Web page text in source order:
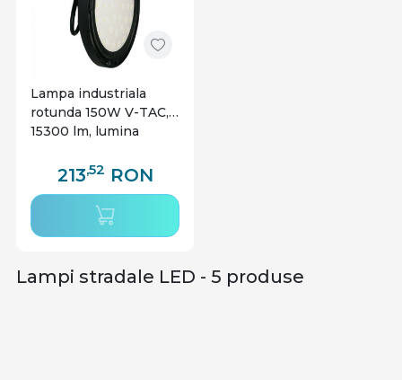
Alege lampile LED stradale de la Savelectro si
bucura-te de flexibilitate si sustenabilitate!
Lampa industriala
rotunda 150W V-TAC,
15300 lm, lumina
213,52 RON
Lampi stradale LED - 5 produse